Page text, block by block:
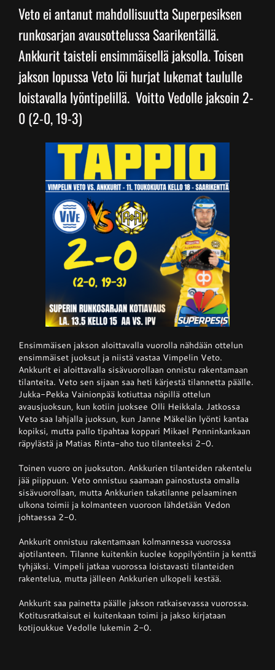
Junnupesis
Fanituotteet
Info
Yhteystiedot
Veto ei antanut mahdollisuutta Superpesiksen
runkosarjan avausottelussa Saarikentällä.
Ankkurit taisteli ensimmäisellä jaksolla. Toisen
jakson lopussa Veto löi hurjat lukemat taululle
loistavalla lyöntipelillä. Voitto Vedolle jaksoin 2-
0 (2-0, 19-3)
Ensimmäisen jakson aloittavalla vuorolla nähdään ottelun
ensimmäiset juoksut ja niistä vastaa Vimpelin Veto.
Ankkurit ei aloittavalla sisävuorollaan onnistu rakentamaan
tilanteita. Veto sen sijaan saa heti kärjestä tilannetta päälle.
Jukka-Pekka Vainionpää kotiuttaa näpillä ottelun
avausjuoksun, kun kotiin juoksee Olli Heikkala. Jatkossa
Veto saa lahjalla juoksun, kun Janne Mäkelän lyönti kantaa
kopiksi, mutta pallo tipahtaa koppari Mikael Penninkankaan
räpylästä ja Matias Rinta-aho tuo tilanteeksi 2-0.
Toinen vuoro on juoksuton. Ankkurien tilanteiden rakentelu
jää piippuun. Veto onnistuu saamaan painostusta omalla
sisävuorollaan, mutta Ankkurien takatilanne pelaaminen
ulkona toimii ja kolmanteen vuoroon lähdetään Vedon
johtaessa 2-0.
Ankkurit onnistuu rakentamaan kolmannessa vuorossa
ajotilanteen. Tilanne kuitenkin kuolee koppilyöntiin ja kenttä
tyhjäksi. Vimpeli jatkaa vuorossa loistavasti tilanteiden
rakentelua, mutta jälleen Ankkurien ulkopeli kestää.
Ankkurit saa painetta päälle jakson ratkaisevassa vuorossa.
Kotitusratkaisut ei kuitenkaan toimi ja jakso kirjataan
kotijoukkue Vedolle lukemin 2-0.